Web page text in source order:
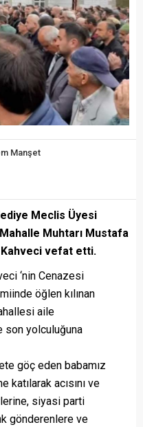
Manşet
Meclis Üyesi
Muhtarı Mustafa
Kahveci vefat etti.
‘nin Cenazesi
öğlen kılınan
aile
son yolculuğuna
göç eden babamız
katılarak acısını ve
siyasi parti
gönderenlere ve